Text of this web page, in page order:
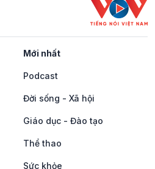
Mới nhất
Podcast
Đời sống - Xã hội
Giáo dục - Đào tạo
Thể thao
Sức khỏe